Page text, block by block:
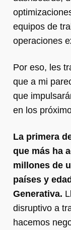
equipos de
operaciones
Por eso, les
que a mi
que
en los
La primera
que más ha
millones de
países y
Generativa.
disruptivo a
hacemos